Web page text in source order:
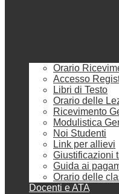
Orario
Accesso
Libri di Testo
Orario delle
Ricevimento
Modulistica
Noi Studenti
Link per allievi
Giustificazioni
Guida ai
Orario delle
Docenti e ATA